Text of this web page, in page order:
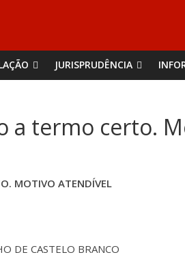
JURISPRUDÊNCIA
a termo certo.
MOTIVO ATENDÍVEL
DE CASTELO BRANCO